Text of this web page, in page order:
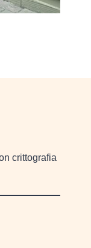
crittografia